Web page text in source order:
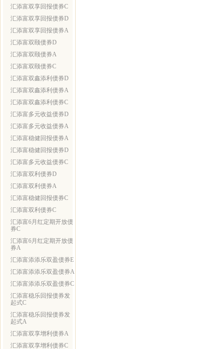
汇添富双享回报债券C
汇添富双享回报债券D
汇添富双享回报债券A
汇添富双颐债券D
汇添富双颐债券A
汇添富双颐债券C
汇添富双鑫添利债券D
汇添富双鑫添利债券A
汇添富双鑫添利债券C
汇添富多元收益债券D
汇添富多元收益债券A
汇添富稳健回报债券A
汇添富稳健回报债券D
汇添富多元收益债券C
汇添富双利债券D
汇添富双利债券A
汇添富稳健回报债券C
汇添富双利债券C
汇添富6月红定期开放债
券C
汇添富6月红定期开放债
券A
汇添富添添乐双盈债券E
汇添富添添乐双盈债券A
汇添富添添乐双盈债券C
汇添富稳乐回报债券发
起式C
汇添富稳乐回报债券发
起式A
汇添富双享增利债券A
汇添富双享增利债券C